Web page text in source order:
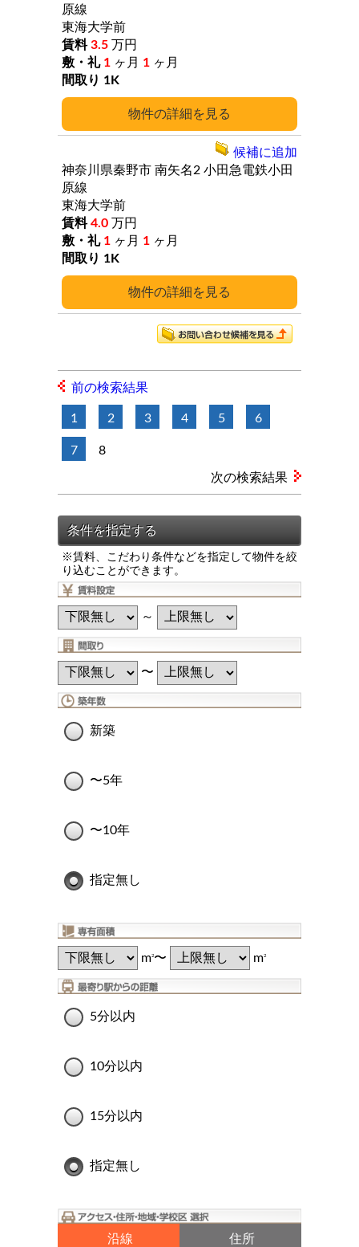
詳細
原線
東海大学前
3.5 万円
1 ヶ月 1 ヶ月
1K
詳細
神奈川県秦野市 南矢名2 小田急電鉄小田
原線
東海大学前
4.0 万円
1 ヶ月 1 ヶ月
1K
候補に追加
前の検索結果
1 2 3 4 5 6
7 8
※賃料、こだわり条件などを指定して物件を絞
り込むことができます。
～
〜
新築
〜5年
〜10年
指定無し
m2〜 m2
5分以内
10分以内
15分以内
指定無し
沿線 住所